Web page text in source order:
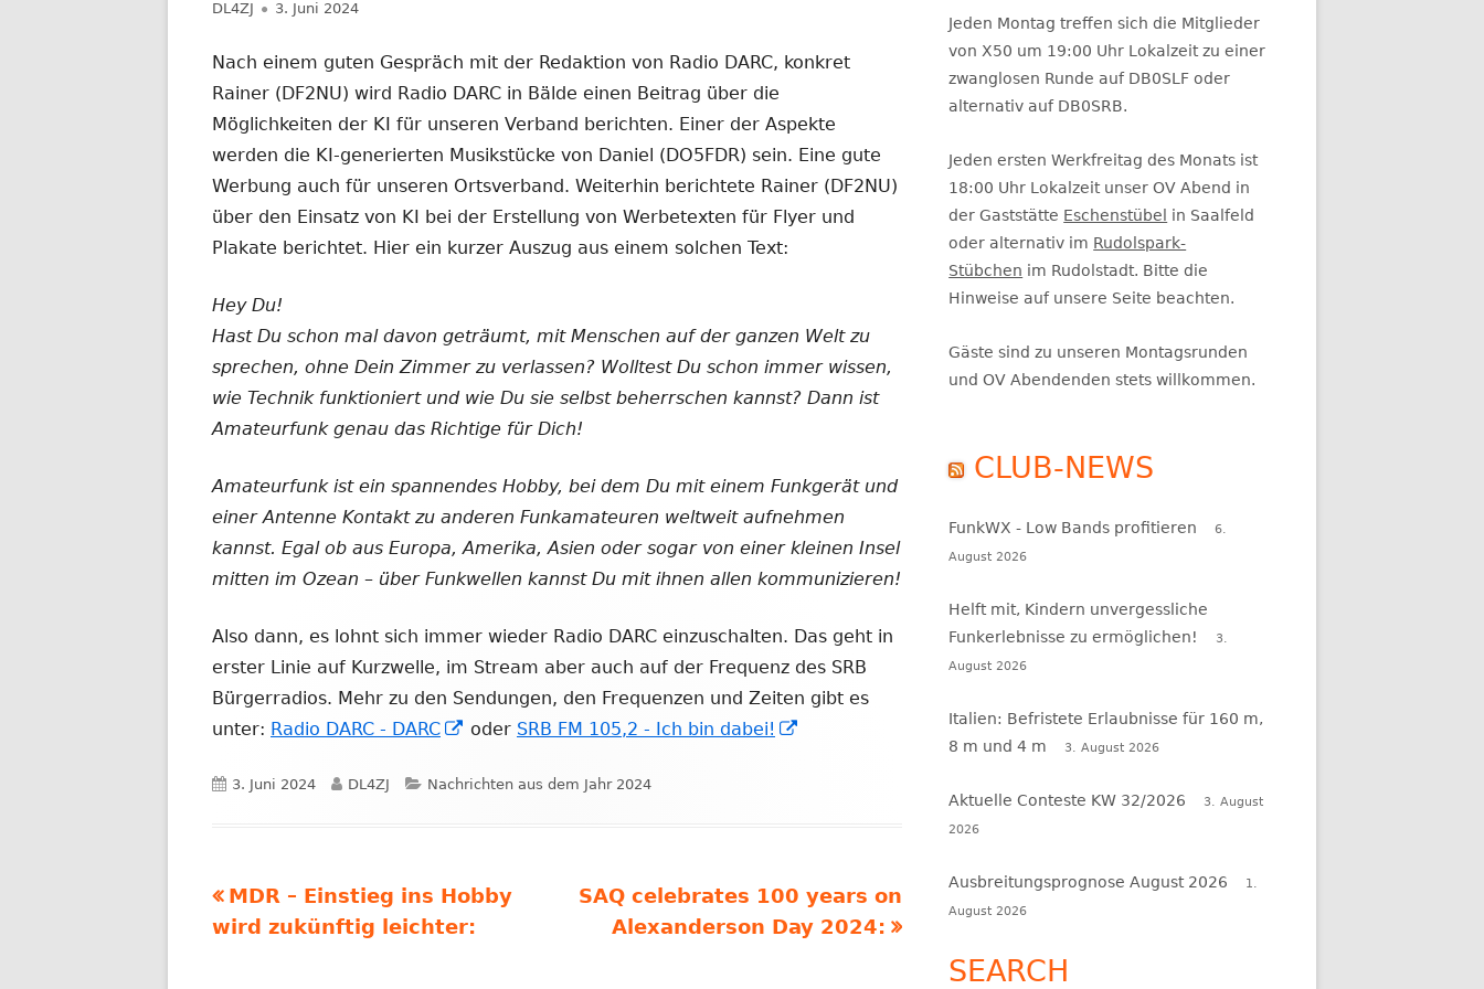
Autor
DL4ZJ
Veröffentlicht
3. Juni 2024
Nach einem guten Gespräch mit der Redaktion von Radio DARC, konkret
Rainer (DF2NU) wird Radio DARC in Bälde einen Beitrag über die
Möglichkeiten der KI für unseren Verband berichten. Einer der Aspekte
werden die KI-generierten Musikstücke von Daniel (DO5FDR) sein. Eine gute
Werbung auch für unseren Ortsverband. Weiterhin berichtete Rainer (DF2NU)
über den Einsatz von KI bei der Erstellung von Werbetexten für Flyer und
Plakate berichtet. Hier ein kurzer Auszug aus einem solchen Text:
Hey Du!
Hast Du schon mal davon geträumt, mit Menschen auf der ganzen Welt zu
sprechen, ohne Dein Zimmer zu verlassen? Wolltest Du schon immer wissen,
wie Technik funktioniert und wie Du sie selbst beherrschen kannst? Dann ist
Amateurfunk genau das Richtige für Dich!
Amateurfunk ist ein spannendes Hobby, bei dem Du mit einem Funkgerät und
einer Antenne Kontakt zu anderen Funkamateuren weltweit aufnehmen
kannst. Egal ob aus Europa, Amerika, Asien oder sogar von einer kleinen Insel
mitten im Ozean – über Funkwellen kannst Du mit ihnen allen kommunizieren!
Also dann, es lohnt sich immer wieder Radio DARC einzuschalten. Das geht in
erster Linie auf Kurzwelle, im Stream aber auch auf der Frequenz des SRB
Bürgerradios. Mehr zu den Sendungen, den Frequenzen und Zeiten gibt es
unter: Radio DARC - DARC
In
Fenster
oder SRB FM 105,2 - Ich bin dabei!
Veröffentlicht
3. Juni 2024 Autor
DL4ZJ Kategorien
Nachrichten aus dem Jahr 2024
Beitragsnavigation
Vorheriger
Beitrag:
MDR – Einstieg ins Hobby
wird zukünftig leichter:
Nächster
Beitrag
SAQ celebrates 100 years on
Alexanderson Day 2024:
Seitenleiste
Jeden Montag treffen sich die Mitglieder
von X50 um 19:00 Uhr Lokalzeit zu einer
zwanglosen Runde auf DB0SLF oder
alternativ auf DB0SRB.
Jeden ersten Werkfreitag des Monats ist
18:00 Uhr Lokalzeit unser OV Abend in
der Gaststätte Eschenstübel
in Saalfeld
oder alternativ im Rudolspark-
Stübchen im Rudolstadt. Bitte die
Hinweise auf unsere Seite beachten.
Gäste sind zu unseren Montagsrunden
und OV Abendenden stets willkommen.
CLUB-NEWS
FunkWX - Low Bands profitieren
6.
August 2026
Helft mit, Kindern unvergessliche
Funkerlebnisse zu ermöglichen!
3.
August 2026
Italien: Befristete Erlaubnisse für 160 m,
8 m und 4 m
3. August 2026
Aktuelle Conteste KW 32/2026
3. August
2026
Ausbreitungsprognose August 2026
1.
August 2026
SEARCH